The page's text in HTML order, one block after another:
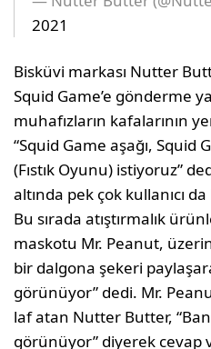
2021
Bisküvi markası Nutter
Squid Game’e gönderme
muhafızların kafalarının
“Squid Game aşağı, Squid
(Fıstık Oyunu) istiyoruz”
altında pek çok kullanıcı
Bu sırada atıştırmalık
maskotu Mr. Peanut,
bir dalgona şekeri
görünüyor” dedi. Mr.
laf atan Nutter Butter,
görünüyor” diyerek cevap